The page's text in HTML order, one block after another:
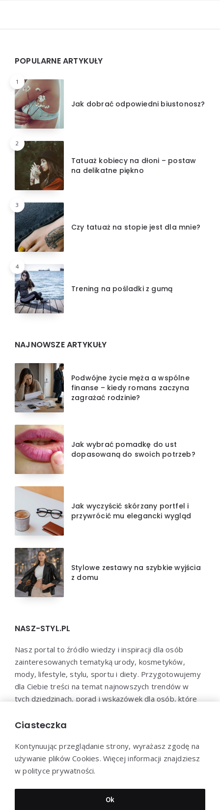
POPULARNE ARTYKUŁY
1
Jak dobrać odpowiedni biustonosz?
2
Tatuaż kobiecy na dłoni – postaw
na delikatne piękno
3
Czy tatuaż na stopie jest dla mnie?
4
Trening na pośladki z gumą
NAJNOWSZE ARTYKUŁY
Podwójne życie męża a wspólne
finanse – kiedy romans zaczyna
zagrażać rodzinie?
Jak wybrać pomadkę do ust
dopasowaną do swoich potrzeb?
Jak wyczyścić skórzany portfel i
przywrócić mu elegancki wygląd
Stylowe zestawy na szybkie wyjścia
z domu
NASZ-STYL.PL
Nasz portal to źródło wiedzy i inspiracji dla osób
zainteresowanych tematyką urody, kosmetyków,
mody, lifestyle, stylu, sportu i diety. Przygotowujemy
dla Ciebie treści na temat najnowszych trendów w
tych dziedzinach, porad i wskazówek dla osób, które
Dołącz do naszej społeczności i bądź na bieżąco z
Dziękujemy za wizytę - Nasz-styl.pl © 2022
Ciasteczka
Kontynuując przeglądanie strony, wyrażasz zgodę na
używanie plików Cookies. Więcej informacji znajdziesz
w polityce prywatności.
Ok